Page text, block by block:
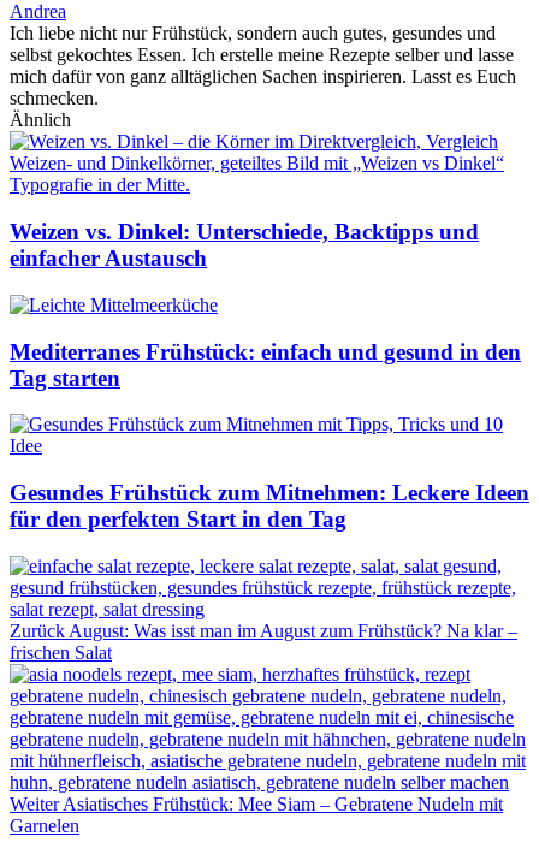
Andrea
Ich liebe nicht nur Frühstück, sondern auch gutes, gesundes und
selbst gekochtes Essen. Ich erstelle meine Rezepte selber und lasse
mich dafür von ganz alltäglichen Sachen inspirieren. Lasst es Euch
schmecken.
Ähnlich
Weizen vs. Dinkel: Unterschiede, Backtipps und
einfacher Austausch
Mediterranes Frühstück: einfach und gesund in den
Tag starten
Gesundes Frühstück zum Mitnehmen: Leckere Ideen
für den perfekten Start in den Tag
Zurück August: Was isst man im August zum Frühstück? Na klar –
frischen Salat
WeiterAsiatisches Frühstück: Mee Siam – Gebratene Nudeln mit
Garnelen